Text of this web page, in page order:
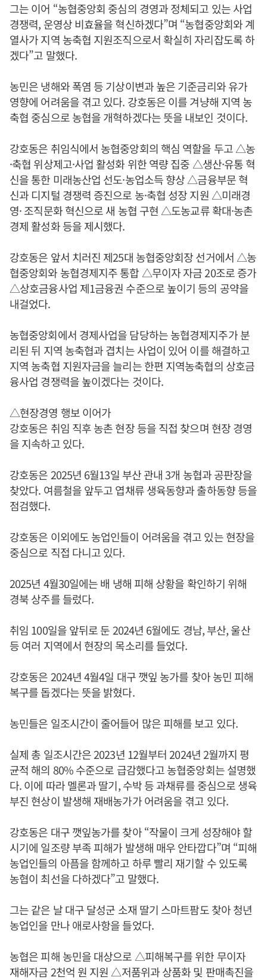
그는 이어 “농협중앙회 중심의 경영과 정체되고 있는 사업
경쟁력, 운영상 비효율을 혁신하겠다”며 “농협중앙회와 계
열사가 지역 농축협 지원조직으로서 확실히 자리잡도록 하
겠다”고 말했다.
농민은 냉해와 폭염 등 기상이변과 높은 기준금리와 유가
영향에 어려움을 겪고 있다. 강호동은 이를 겨냥해 지역 농
축협 중심으로 농협을 개혁하겠다는 뜻을 내보인 것이다.
강호동은 취임식에서 농협중앙회의 핵심 역할을 두고 △농
·축협 위상제고·사업 활성화 위한 역량 집중 △생산·유통 혁
신을 통한 미래농산업 선도·농업소득 향상 △금융부문 혁
신과 디지털 경쟁력 증진으로 농·축협 성장 지원 △미래경
영· 조직문화 혁신으로 새 농협 구현 △도농교류 확대·농촌
경제 활성화 등을 제시했다.
강호동은 앞서 치러진 제25대 농협중앙회장 선거에서 △농
협중앙회와 농협경제지주 통합 △무이자 자금 20조로 증가
△상호금융사업 제1금융권 수준으로 높이기 등의 공약을
내걸었다.
농협중앙회에서 경제사업을 담당하는 농협경제지주가 분
리된 뒤 지역 농축협과 겹치는 사업이 있어 이를 해결하고
지역 농축협 지원자금을 늘리는 한편 지역농축협의 상호금
융사업 경쟁력을 높이겠다는 것이다.
△현장경영 행보 이어가
강호동은 취임 직후 농촌 현장 등을 직접 찾으며 현장 경영
을 지속하고 있다.
강호동은 2025년 6월13일 부산 관내 3개 농협과 공판장을
찾았다. 여름철을 앞두고 엽채류 생육동향과 출하동향 등을
점검했다.
강호동은 이외에도 농업인들이 어려움을 겪고 있는 현장을
중심으로 직접 다니고 있다.
2025년 4월30일에는 배 냉해 피해 상황을 확인하기 위해
경북 상주를 들렀다.
취임 100일을 앞뒤로 둔 2024년 6월에도 경남, 부산, 울산
등 여러 지역에서 현장의 목소리를 들었다.
강호동은 2024년 4월4일 대구 깻잎 농가를 찾아 농민 피해
복구를 돕겠다는 뜻을 밝혔다.
농민들은 일조시간이 줄어들어 많은 피해를 보고 있다.
실제 총 일조시간은 2023년 12월부터 2024년 2월까지 평
균적 해의 80% 수준으로 급감했다고 농협중앙회는 설명했
다. 이에 따라 멜론과 딸기, 수박 등 과채류를 중심으로 생육
부진 현상이 발생해 재배농가가 어려움을 겪고 있다.
강호동은 대구 깻잎농가를 찾아 “작물이 크게 성장해야 할
시기에 일조량 부족 피해가 발생해 매우 안타깝다”며 “피해
농업인들의 아픔을 함께하고 하루 빨리 재기할 수 있도록
농협이 최선을 다하겠다”고 말했다.
그는 같은 날 대구 달성군 소재 딸기 스마트팜도 찾아 청년
농업인을 만나 애로사항을 들었다.
농협은 피해 농민을 대상으로 △피해복구를 위한 무이자
재해자금 2천억 원 지원 △저품위과 상품화 및 판매촉진을